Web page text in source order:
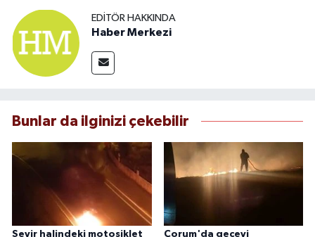
EDITÖR HAKKINDA
Haber Merkezi
Bunlar da ilginizi çekebilir
Seyir halindeki motosiklet
Çorum'da geceyi